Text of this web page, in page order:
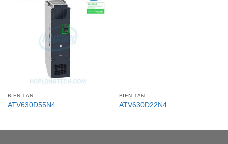
BIẾN TẦN
ATV630D55N4
BIẾN TẦN
ATV630D22N4